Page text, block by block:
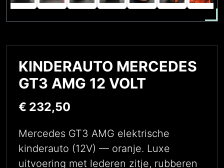
KINDERAUTO MERCEDES
GT3 AMG 12 VOLT
€ 232,50
Mercedes GT3 AMG elektrische
kinderauto (12V) — oranje. Luxe
uitvoering met lederen zitje, rubberen